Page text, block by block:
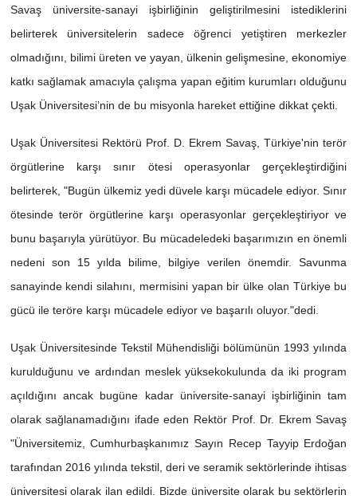
Savaş üniversite-sanayi işbirliğinin geliştirilmesini istediklerini
belirterek üniversitelerin sadece öğrenci yetiştiren merkezler
olmadığını, bilimi üreten ve yayan, ülkenin gelişmesine, ekonomiye
katkı sağlamak amacıyla çalışma yapan eğitim kurumları olduğunu
Uşak Üniversitesi’nin de bu misyonla hareket ettiğine dikkat çekti.
Uşak Üniversitesi Rektörü Prof. D. Ekrem Savaş, Türkiye'nin terör
örgütlerine karşı sınır ötesi operasyonlar gerçekleştirdiğini
belirterek, "Bugün ülkemiz yedi düvele karşı mücadele ediyor. Sınır
ötesinde terör örgütlerine karşı operasyonlar gerçekleştiriyor ve
bunu başarıyla yürütüyor. Bu mücadeledeki başarımızın en önemli
nedeni son 15 yılda bilime, bilgiye verilen önemdir. Savunma
sanayinde kendi silahını, mermisini yapan bir ülke olan Türkiye bu
gücü ile teröre karşı mücadele ediyor ve başarılı oluyor."dedi.
Uşak Üniversitesinde Tekstil Mühendisliği bölümünün 1993 yılında
kurulduğunu ve ardından meslek yüksekokulunda da iki program
açıldığını ancak bugüne kadar üniversite-sanayi işbirliğinin tam
olarak sağlanamadığını ifade eden Rektör Prof. Dr. Ekrem Savaş
"Üniversitemiz, Cumhurbaşkanımız Sayın Recep Tayyip Erdoğan
tarafından 2016 yılında tekstil, deri ve seramik sektörlerinde ihtisas
üniversitesi olarak ilan edildi. Bizde üniversite olarak bu sektörlerin